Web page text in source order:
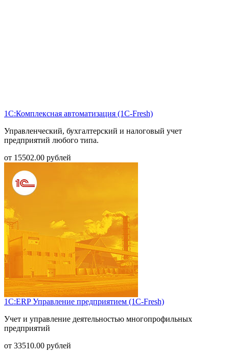
1С:Комплексная автоматизация (1С-Fresh)
Управленческий, бухгалтерский и налоговый учет
предприятий любого типа.
от 15502.00 рублей
1С:ERP Управление предприятием (1С-Fresh)
Учет и управление деятельностью многопрофильных
предприятий
от 33510.00 рублей